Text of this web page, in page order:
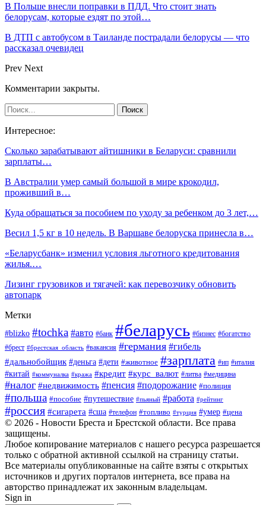
В Польше внесли поправки в ПДД. Что стоит знать
белорусам, которые ездят по этой…
В ДТП с автобусом в Таиланде пострадали белорусы — что
рассказал очевидец
Prev Next
Комментарии закрыты.
Интересное:
Сколько зарабатывают айтишники в Беларуси: сравнили
зарплаты…
В Австралии умер самый большой в мире крокодил,
проживший в…
Куда обращаться за пособием по уходу за ребенком до 3 лет,…
Весил 1,5 кг в 10 недель. В Варшаве белоруска принесла в…
«Беларусбанк» изменил условия льготного кредитования
жилья.…
Лизинг грузовиков и тягачей: как перевозчику обновить
автопарк
Метки
#blizko #tochka #авто #банк #беларусь #бизнес #богатство
#брест #брестская_область #вакансия #германия #гибель
#дальнобойщик #деньга #дети #животное #зарплата #ип #италия
#китай #коммуналка #кража #кредит #курс_валют #литва #медицина
#налог #недвижимость #пенсия #подорожание #полиция
#польша #пособие #путешествие #пьяный #работа #рейтинг
#россия #сигарета #сша #телефон #топливо #турция #умер #цена
© 2026 - Новости Бреста и Брестской области. Все права
защищены.
Любое копирование материалов с нашего ресурса разрешается
только с обратной активной ссылкой на страницу статьи.
Все материалы опубликованные на сайте взяты с открытых
источников и других порталов интернета, все права на
авторство принадлежат их законным владельцам.
Sign in